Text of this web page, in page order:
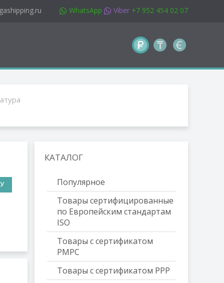
WhatsApp Viber +7 952 454 02 07
КАТАЛОГ
Популярное
Товары сертифицированные
по Европейским стандартам
ISO
Товары с сертификатом
РМРС
Товары с сертификатом РРР